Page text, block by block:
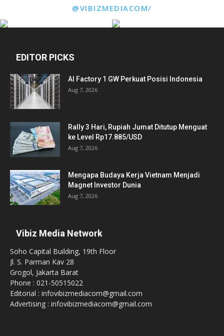
@VIBIZMEDIACOM/
EDITOR PICKS
AI Factory 1 GW Perkuat Posisi Indonesia
Aug 7, 2026
Rally 3 Hari, Rupiah Jumat Ditutup Menguat
ke Level Rp17.885/USD
Aug 7, 2026
Mengapa Budaya Kerja Vietnam Menjadi
Magnet Investor Dunia
Aug 7, 2026
Vibiz Media Network
Soho Capital Building, 19th Floor
Jl. S. Parman Kav 28
Grogol, Jakarta Barat
Phone : 021-50515022
Editorial : infovibizmediacom@gmail.com
Advertising : infovibizmediacom@gmail.com